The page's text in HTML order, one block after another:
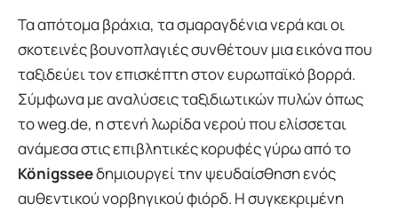
Τα απότομα βράχια, τα σμαραγδένια νερά και οι
σκοτεινές βουνοπλαγιές συνθέτουν μια εικόνα που
ταξιδεύει τον επισκέπτη στον ευρωπαϊκό βορρά.
Σύμφωνα με αναλύσεις ταξιδιωτικών πυλών όπως
το weg.de, η στενή λωρίδα νερού που ελίσσεται
ανάμεσα στις επιβλητικές κορυφές γύρω από το
Königsseeδημιουργεί την ψευδαίσθηση ενός
αυθεντικού νορβηγικού φιόρδ. Η συγκεκριμένη